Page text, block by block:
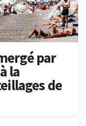
par
la
de